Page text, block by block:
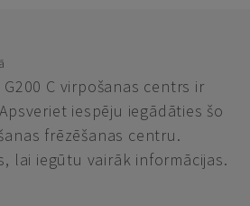
C virpošanas centrs ir
iespēju iegādāties šo
frēzēšanas centru.
lai iegūtu vairāk informācijas.